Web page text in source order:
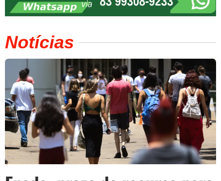
Notícias